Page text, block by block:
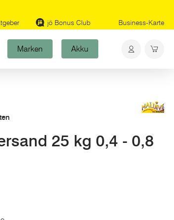
jö Bonus Club Business-Karte
Marken Akku
25 kg 0,4 - 0,8